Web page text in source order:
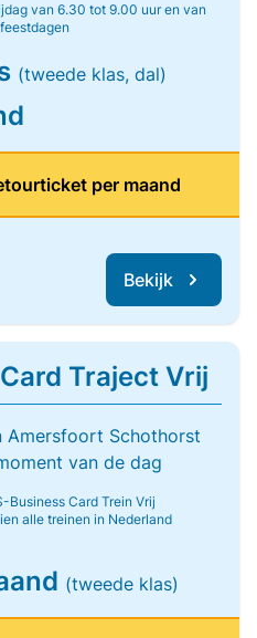
van 6.30 tot 9.00 uur en van
(tweede klas, dal)
per maand
Bekijk
Traject Vrij
Amersfoort Schothorst
van de dag
Business Card Trein Vrij
alle treinen in Nederland
(tweede klas)